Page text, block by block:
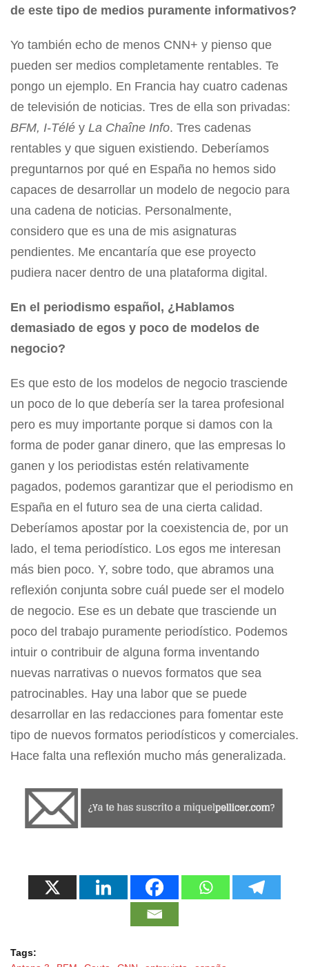
de este tipo de medios puramente informativos?
Yo también echo de menos CNN+ y pienso que
pueden ser medios completamente rentables. Te
pongo un ejemplo. En Francia hay cuatro cadenas
de televisión de noticias. Tres de ella son privadas:
BFM, I-Télé y La Chaîne Info. Tres cadenas
rentables y que siguen existiendo. Deberíamos
preguntarnos por qué en España no hemos sido
capaces de desarrollar un modelo de negocio para
una cadena de noticias. Personalmente,
considero que es una de mis asignaturas
pendientes. Me encantaría que ese proyecto
pudiera nacer dentro de una plataforma digital.
En el periodismo español, ¿Hablamos
demasiado de egos y poco de modelos de
negocio?
Es que esto de los modelos de negocio trasciende
un poco de lo que debería ser la tarea profesional
pero es muy importante porque si damos con la
forma de poder ganar dinero, que las empresas lo
ganen y los periodistas estén relativamente
pagados, podemos garantizar que el periodismo en
España en el futuro sea de una cierta calidad.
Deberíamos apostar por la coexistencia de, por un
lado, el tema periodístico. Los egos me interesan
más bien poco. Y, sobre todo, que abramos una
reflexión conjunta sobre cuál puede ser el modelo
de negocio. Ese es un debate que trasciende un
poco del trabajo puramente periodístico. Podemos
intuir o contribuir de alguna forma inventando
nuevas narrativas o nuevos formatos que sea
patrocinables. Hay una labor que se puede
desarrollar en las redacciones para fomentar este
tipo de nuevos formatos periodísticos y comerciales.
Hace falta una reflexión mucho más generalizada.
Tags: